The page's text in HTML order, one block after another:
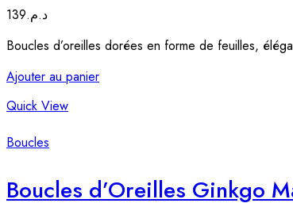
د.م.139
Boucles d’oreilles dorées en forme de feuilles,
Ajouter au panier
Quick View
Boucles
Boucles d’Oreilles Ginkgo